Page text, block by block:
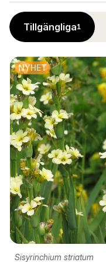
Tillgängliga1
NYHET
Sisyrinchium striatum